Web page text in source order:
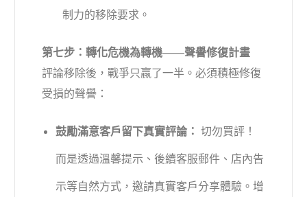
制力的移除要求。
第七步：轉化危機為轉機——聲譽修復計畫
評論移除後，戰爭只贏了一半。必須積極修復
受損的聲譽：
鼓勵滿意客戶留下真實評論： 切勿買評！
而是透過溫馨提示、後續客服郵件、店內告
示等自然方式，邀請真實客戶分享體驗。增